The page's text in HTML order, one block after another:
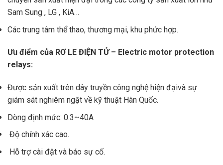
Sam Sung , LG , KiA…
Các trung tâm thể thao, thương mại, khu phức hợp.
Ưu điểm của RƠ LE ĐIỆN TỬ – Electric motor protection
relays:
Được sản xuất trên dây truyền công nghệ hiện đạivà sự
giám sát nghiêm ngặt về kỹ thuật Hàn Quốc.
Dòng định mức: 0.3~40A
Độ chính xác cao.
Hỗ trợ cài đặt và báo sự cố.